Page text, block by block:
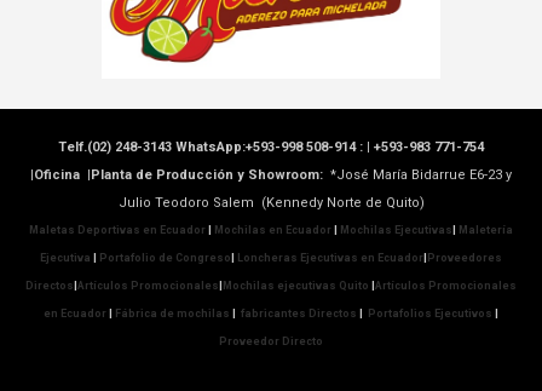
Telf.(02) 248-3143 WhatsApp:+593-998 508-914 : | +593-983 771-754
|Oficina |Planta de Producción y Showroom: *José María Bidarrue E6-23 y
Julio Teodoro Salem (Kennedy Norte de Quito)
Maletas Deportivas en Ecuador Mochilas en Ecuador Mochilas Ejecutivas Maletería
Ejecutiva Portafolio de Congreso Loncheras Ejecutivas en Ecuador Proveedores
Directos Artículos Promocionales Mochilas ejecutivas Quito Artículos Promocionales
en Ecuador Fábrica de mochilas fabricantes Directos Portafolios Ejecutivos
Proveedor Directo